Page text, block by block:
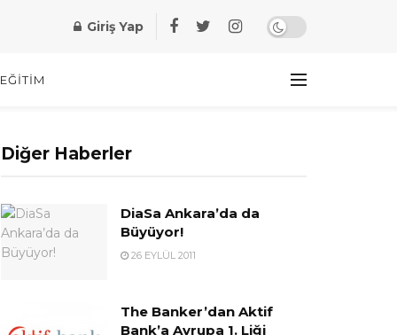
Giriş Yap
EĞITIM
Diğer Haberler
DiaSa Ankara’da da
Büyüyor!
26 EYLÜL 2011
The Banker’dan Aktif
Bank’a Avrupa 1. Liği